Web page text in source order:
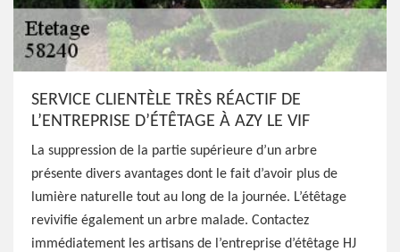
SERVICE CLIENTÈLE TRÈS RÉACTIF DE
L’ENTREPRISE D’ÉTÊTAGE À AZY LE VIF
La suppression de la partie supérieure d’un arbre
présente divers avantages dont le fait d’avoir plus de
lumière naturelle tout au long de la journée. L’étêtage
revivifie également un arbre malade. Contactez
immédiatement les artisans de l’entreprise d’étêtage HJ